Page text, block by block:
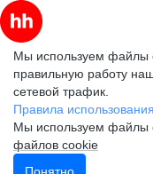
Мы используем файлы
правильную работу
сетевой трафик.
Правила
Мы используем файлы
файлов cookie